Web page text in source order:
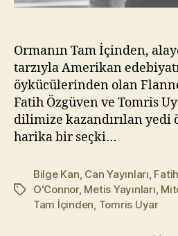
Ormanın Tam İçinden,
tarzıyla Amerikan
öykücülerinden olan
Fatih Özgüven ve Tomris
dilimize kazandırılan yedi
harika bir seçki…
Etiketler
Bilge Kan, Can Yayınları,
O'Connor, Metis Yayınları,
Tam İçinden, Tomris Uyar